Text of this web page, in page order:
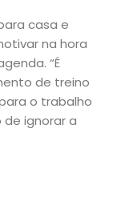
casa e
na hora
“É
de treino
o trabalho
ignorar a